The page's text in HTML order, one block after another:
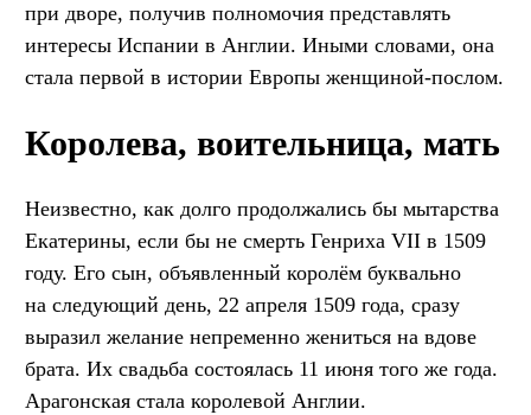
при дворе, получив полномочия представлять
интересы Испании в Англии. Иными словами, она
стала первой в истории Европы женщиной-послом.
Королева, воительница, мать
Неизвестно, как долго продолжались бы мытарства
Екатерины, если бы не смерть Генриха VII в 1509
году. Его сын, объявленный королём буквально
на следующий день, 22 апреля 1509 года, сразу
выразил желание непременно жениться на вдове
брата. Их свадьба состоялась 11 июня того же года.
Арагонская стала королевой Англии.